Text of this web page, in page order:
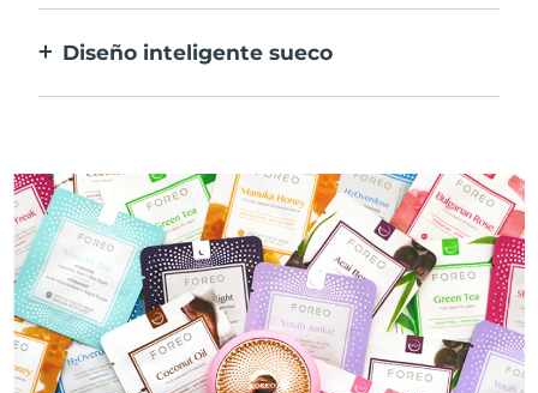
mascarilla.
Diseño inteligente sueco